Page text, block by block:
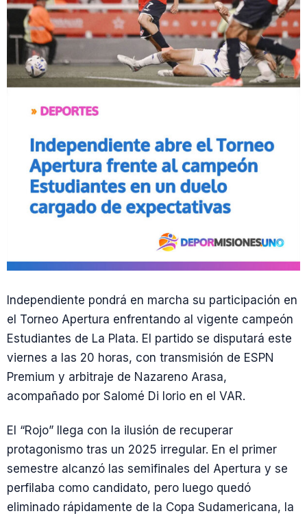
Independiente pondrá en marcha su participación en
el Torneo Apertura enfrentando al vigente campeón
Estudiantes de La Plata. El partido se disputará este
viernes a las 20 horas, con transmisión de ESPN
Premium y arbitraje de Nazareno Arasa,
acompañado por Salomé Di Iorio en el VAR.
El “Rojo” llega con la ilusión de recuperar
protagonismo tras un 2025 irregular. En el primer
semestre alcanzó las semifinales del Apertura y se
perfilaba como candidato, pero luego quedó
eliminado rápidamente de la Copa Sudamericana, la